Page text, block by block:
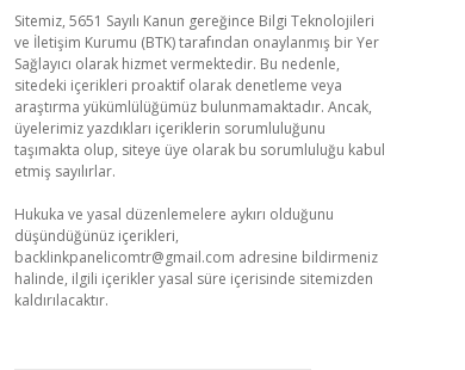
Sitemiz, 5651 Sayılı Kanun gereğince Bilgi Teknolojileri
ve İletişim Kurumu (BTK) tarafından onaylanmış bir Yer
Sağlayıcı olarak hizmet vermektedir. Bu nedenle,
sitedeki içerikleri proaktif olarak denetleme veya
araştırma yükümlülüğümüz bulunmamaktadır. Ancak,
üyelerimiz yazdıkları içeriklerin sorumluluğunu
taşımakta olup, siteye üye olarak bu sorumluluğu kabul
etmiş sayılırlar.
Hukuka ve yasal düzenlemelere aykırı olduğunu
düşündüğünüz içerikleri,
backlinkpanelicomtr@gmail.com adresine bildirmeniz
halinde, ilgili içerikler yasal süre içerisinde sitemizden
kaldırılacaktır.